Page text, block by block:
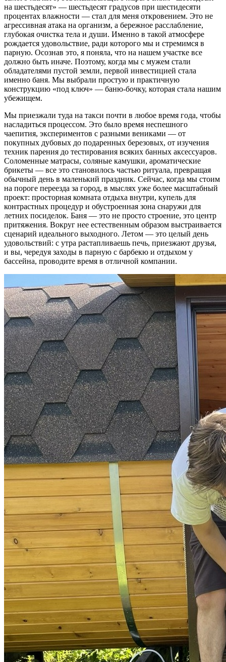
на шестьдесят» — шестьдесят градусов при шестидесяти
процентах влажности — стал для меня откровением. Это не
агрессивная атака на организм, а бережное расслабление,
глубокая очистка тела и души. Именно в такой атмосфере
рождается удовольствие, ради которого мы и стремимся в
парную. Осознав это, я поняла, что на нашем участке все
должно быть иначе. Поэтому, когда мы с мужем стали
обладателями пустой земли, первой инвестицией стала
именно баня. Мы выбрали простую и практичную
конструкцию «под ключ» — баню-бочку, которая стала нашим
убежищем.
Мы приезжали туда на такси почти в любое время года, чтобы
насладиться процессом. Это было время неспешного
чаепития, экспериментов с разными вениками — от
покупных дубовых до подаренных березовых, от изучения
техник парения до тестирования всяких банных аксессуаров.
Соломенные матрасы, соляные камушки, ароматические
брикеты — все это становилось частью ритуала, превращая
обычный день в маленький праздник. Сейчас, когда мы стоим
на пороге переезда за город, в мыслях уже более масштабный
проект: просторная комната отдыха внутри, купель для
контрастных процедур и обустроенная зона снаружи для
летних посиделок. Баня — это не просто строение, это центр
притяжения. Вокруг нее естественным образом выстраивается
сценарий идеального выходного. Летом — это целый день
удовольствий: с утра растапливаешь печь, приезжают друзья,
и вы, чередуя заходы в парную с барбекю и отдыхом у
бассейна, проводите время в отличной компании.